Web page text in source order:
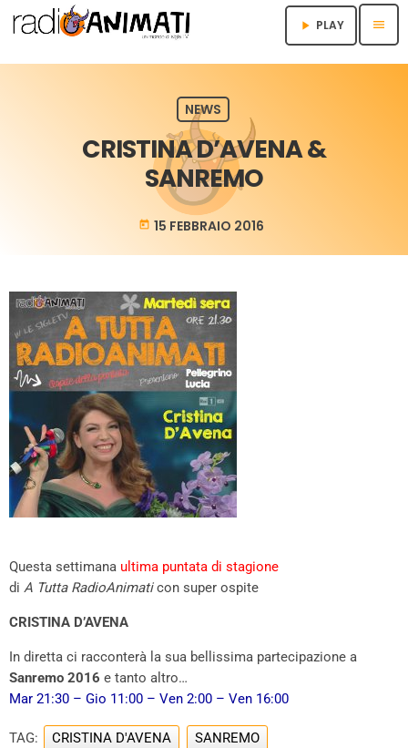
play_arrow PLAY menu
NEWS
CRISTINA D’AVENA &
SANREMO
today 15 FEBBRAIO 2016
Questa settimana ultima puntata di stagione
di A Tutta RadioAnimaticon super ospite
CRISTINA D’AVENA
In diretta ci racconterà la sua bellissima partecipazione a
Sanremo 2016 e tanto altro…
Mar 21:30 – Gio 11:00 – Ven 2:00 – Ven 16:00
TAG: CRISTINA D'AVENA SANREMO